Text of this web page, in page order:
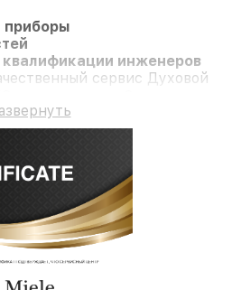
приборы
инженеров
сервис Духовой